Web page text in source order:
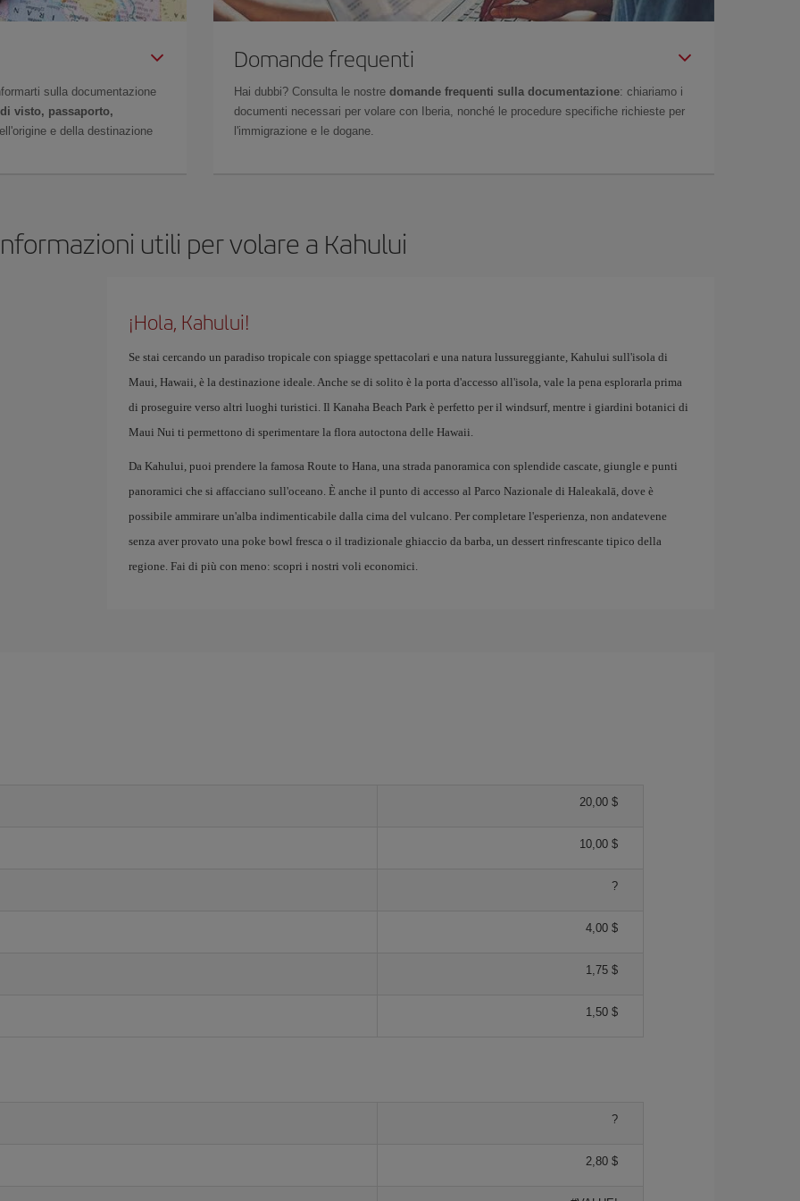
sulla documentazione
di visto, passaporto,
e della destinazione
Domande frequenti
Hai dubbi? Consulta le nostre domande frequenti sulla documentazione: chiariamo i
documenti necessari per volare con Iberia, nonché le procedure specifiche richieste per
l'immigrazione e le dogane.
utili per volare a Kahului
¡Hola, Kahului!
Se stai cercando un paradiso tropicale con spiagge spettacolari e una natura lussureggiante, Kahului sull'isola di
Maui, Hawaii, è la destinazione ideale. Anche se di solito è la porta d'accesso all'isola, vale la pena esplorarla prima
di proseguire verso altri luoghi turistici. Il Kanaha Beach Park è perfetto per il windsurf, mentre i giardini botanici di
Maui Nui ti permettono di sperimentare la flora autoctona delle Hawaii.
Da Kahului, puoi prendere la famosa Route to Hana, una strada panoramica con splendide cascate, giungle e punti
panoramici che si affacciano sull'oceano. È anche il punto di accesso al Parco Nazionale di Haleakalā, dove è
possibile ammirare un'alba indimenticabile dalla cima del vulcano. Per completare l'esperienza, non andatevene
senza aver provato una poke bowl fresca o il tradizionale ghiaccio da barba, un dessert rinfrescante tipico della
regione. Fai di più con meno: scopri i nostri voli economici.
20,00 $
10,00 $
?
4,00 $
1,75 $
1,50 $
?
2,80 $